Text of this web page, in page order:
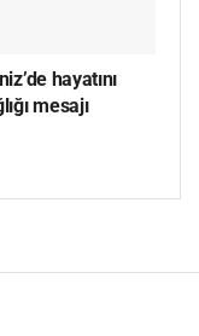
hayatını
mesajı